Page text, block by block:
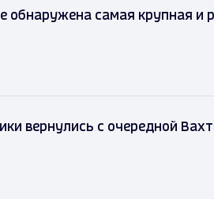
обнаружена самая крупная и
вернулись с очередной